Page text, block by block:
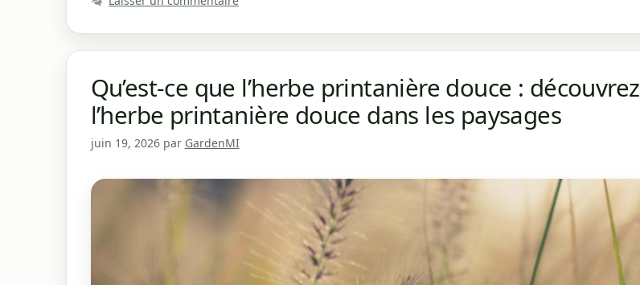
Qu’est-ce que l’herbe printanière douce : découvrez
l’herbe printanière douce dans les paysages
juin 19, 2026 par GardenMI